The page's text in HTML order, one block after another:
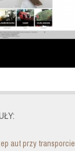
aut przy transporcie